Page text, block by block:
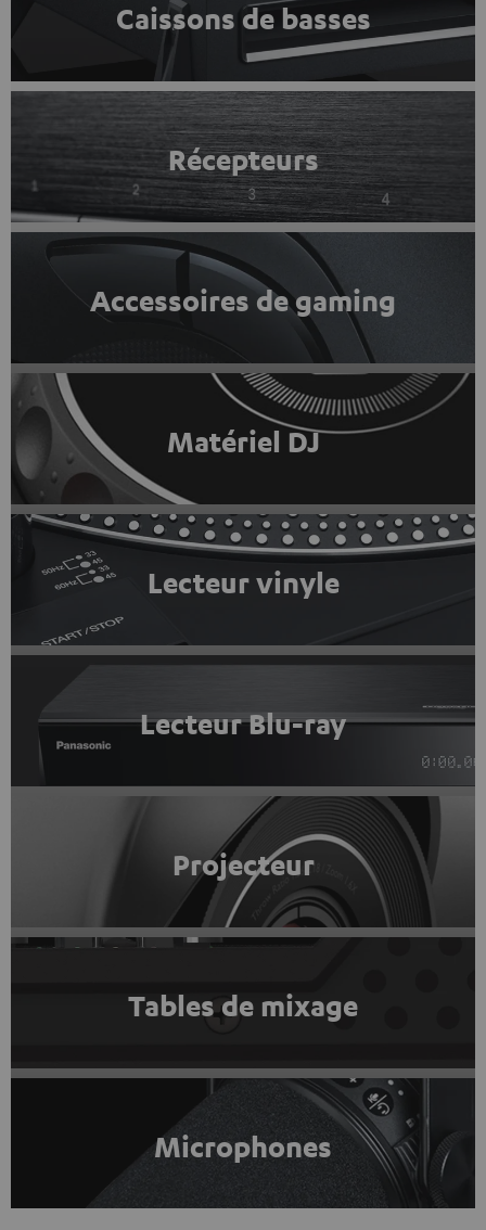
Caissons de basses
Récepteurs
Accessoires de gaming
Matériel DJ
Lecteur vinyle
Lecteur Blu-ray
Projecteur
Tables de mixage
Microphones